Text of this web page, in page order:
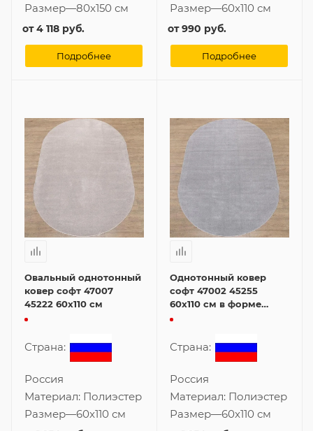
Размер—80x150 см
от4 118 руб.
Подробнее
Размер—60x110 см
от990 руб.
Подробнее
Овальный однотонный
ковер софт 47007
45222 60x110 см
Страна:
Россия
Материал: Полиэстер
Размер—60x110 см
Однотонный ковер
софт 47002 45255
60x110 см в форме
овала
Страна:
Россия
Материал: Полиэстер
Размер—60x110 см